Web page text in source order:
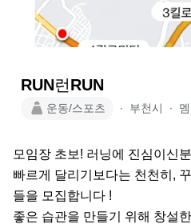
RUN런RUN
운동/스포츠 ∙ 부천시 ∙
모임장 초보! 러닝에 진심이신
빠르게 달리기보다는 천천히,
들을 모집합니다 !
좋은 습관을 만들기 위해 창설